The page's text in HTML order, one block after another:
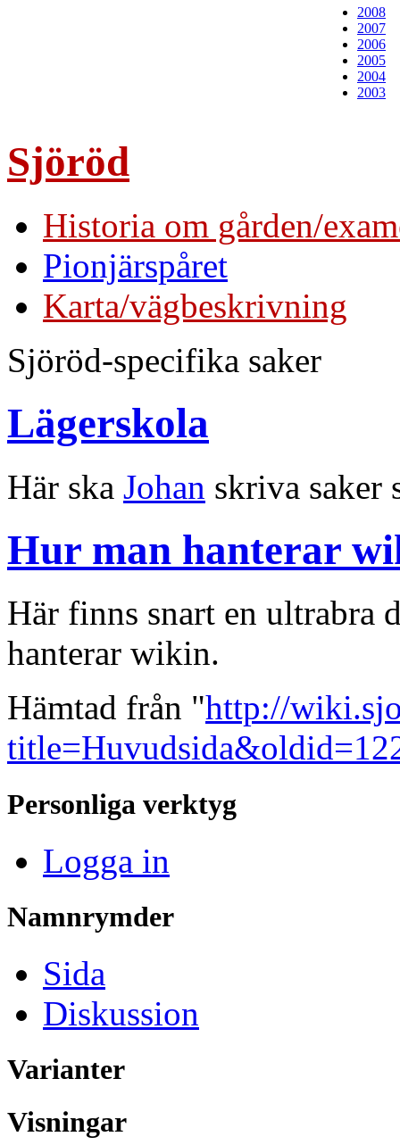
2008
2007
2006
2005
2004
2003
Sjöröd
Historia om gården/
Pionjärspåret
Karta/vägbeskrivning
Sjöröd-specifika saker
Lägerskola
Här ska Johan skriva saker
Hur man hanterar
Här finns snart en ultrabra
hanterar wikin.
Hämtad från "http://
Personliga verktyg
Logga in
Namnrymder
Sida
Diskussion
Varianter
Visningar